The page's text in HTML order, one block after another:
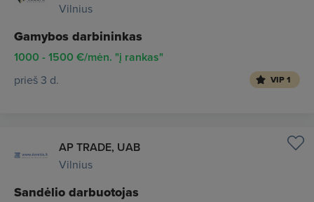
Vilnius
Gamybos darbininkas
1000 - 1500 €/mėn. "į rankas"
prieš 3 d. VIP 1
AP TRADE, UAB
Vilnius
Sandėlio darbuotojas